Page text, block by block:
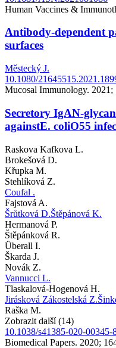
Human Vaccines &
Antibody-dependent
surfaces
Městecký J.
10.1080/
Mucosal Immunology. 2021;
Secretory IgAN-
againstE. coliO55
Raskova Kafkova L.
Brokešová D.
Křupka M.
Stehlíková Z.
Coufal .
Fajstová A.
Šrůtková D.Štěpánová K.
Hermanová P.
Štěpánková R.
Überall I.
Škarda J.
Novák Z.
Vannucci L.
Tlaskalová-Hogenová H.
Jirásková Zákostelská Z.
Raška M.
Zobrazit další (14)
10.1038/s41385-020-00345-
Biomedical Papers. 2020;